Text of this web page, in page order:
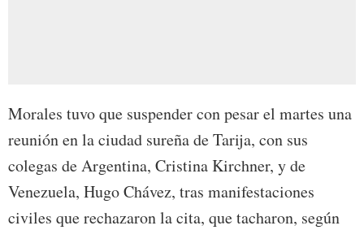
Morales tuvo que suspender con pesar el martes una
reunión en la ciudad sureña de Tarija, con sus
colegas de Argentina, Cristina Kirchner, y de
Venezuela, Hugo Chávez, tras manifestaciones
civiles que rechazaron la cita, que tacharon, según